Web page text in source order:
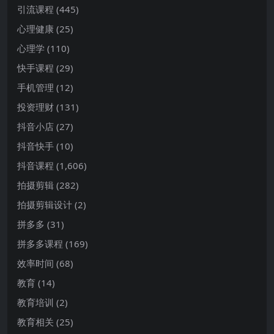
引流课程 (445)
心理健康 (25)
心理学 (110)
快手课程 (29)
手机管理 (12)
投资理财 (131)
抖音小店 (27)
抖音快手 (10)
抖音课程 (1,606)
拍摄剪辑 (282)
拍摄剪辑设计 (2)
拼多多 (31)
拼多多课程 (169)
效率时间 (68)
教育 (14)
教育培训 (2)
教育相关 (25)